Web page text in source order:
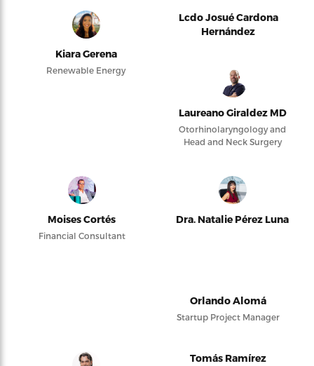
Kiara Gerena
Renewable Energy
Lcdo Josué Cardona
Hernández
Laureano Giraldez MD
Otorhinolaryngology and
Head and Neck Surgery
Moises Cortés
Financial Consultant
Dra. Natalie Pérez Luna
Orlando Alomá
Startup Project Manager
Tomás Ramírez